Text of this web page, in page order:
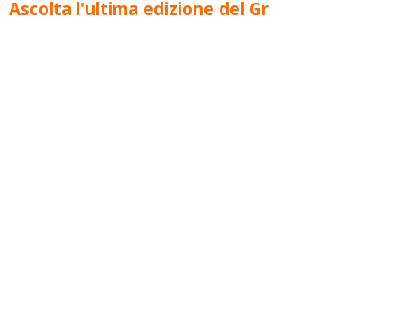
Ascolta l'ultima edizione del Gr